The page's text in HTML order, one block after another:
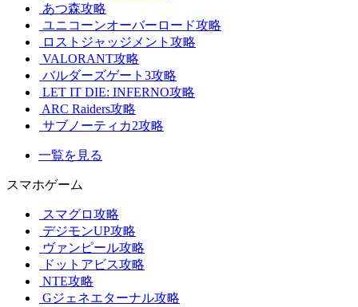
あつ森攻略
ユニコーンオーバーロード攻略
ロストジャッジメント攻略
VALORANT攻略
バルダーズゲート3攻略
LET IT DIE: INFERNO攻略
ARC Raiders攻略
サブノーティカ2攻略
一覧を見る
スマホゲーム
スマグロ攻略
デジモンUP攻略
ヴァンピール攻略
ドットアビス攻略
NTE攻略
Gジェネエターナル攻略